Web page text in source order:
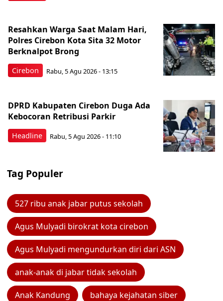
Cirebon
Resahkan Warga Saat Malam Hari,
Polres Cirebon Kota Sita 32 Motor
Berknalpot Brong
Rabu, 5 Agu 2026 - 13:15
Headline
DPRD Kabupaten Cirebon Duga Ada
Kebocoran Retribusi Parkir
Rabu, 5 Agu 2026 - 11:10
Tag Populer
527 ribu anak jabar putus sekolah
Agus Mulyadi birokrat kota cirebon
Agus Mulyadi mengundurkan diri dari ASN
anak-anak di jabar tidak sekolah
Anak Kandung bahaya kejahatan siber